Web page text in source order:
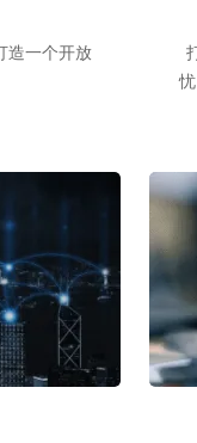
造一个开放